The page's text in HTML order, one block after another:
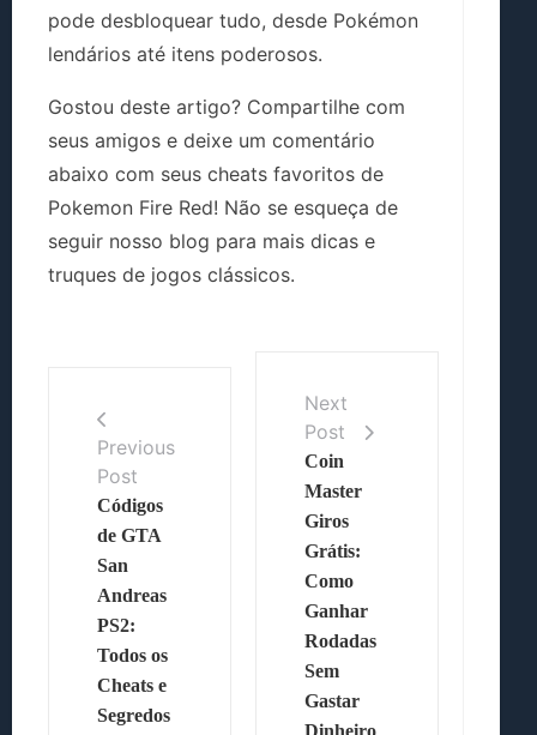
pode desbloquear tudo, desde Pokémon
lendários até itens poderosos.
Gostou deste artigo? Compartilhe com
seus amigos e deixe um comentário
abaixo com seus cheats favoritos de
Pokemon Fire Red! Não se esqueça de
seguir nosso blog para mais dicas e
truques de jogos clássicos.
Previous
Post
Códigos
de GTA
San
Andreas
PS2:
Todos os
Cheats e
Segredos
Next
Post
Coin
Master
Giros
Grátis:
Como
Ganhar
Rodadas
Sem
Gastar
Dinheiro